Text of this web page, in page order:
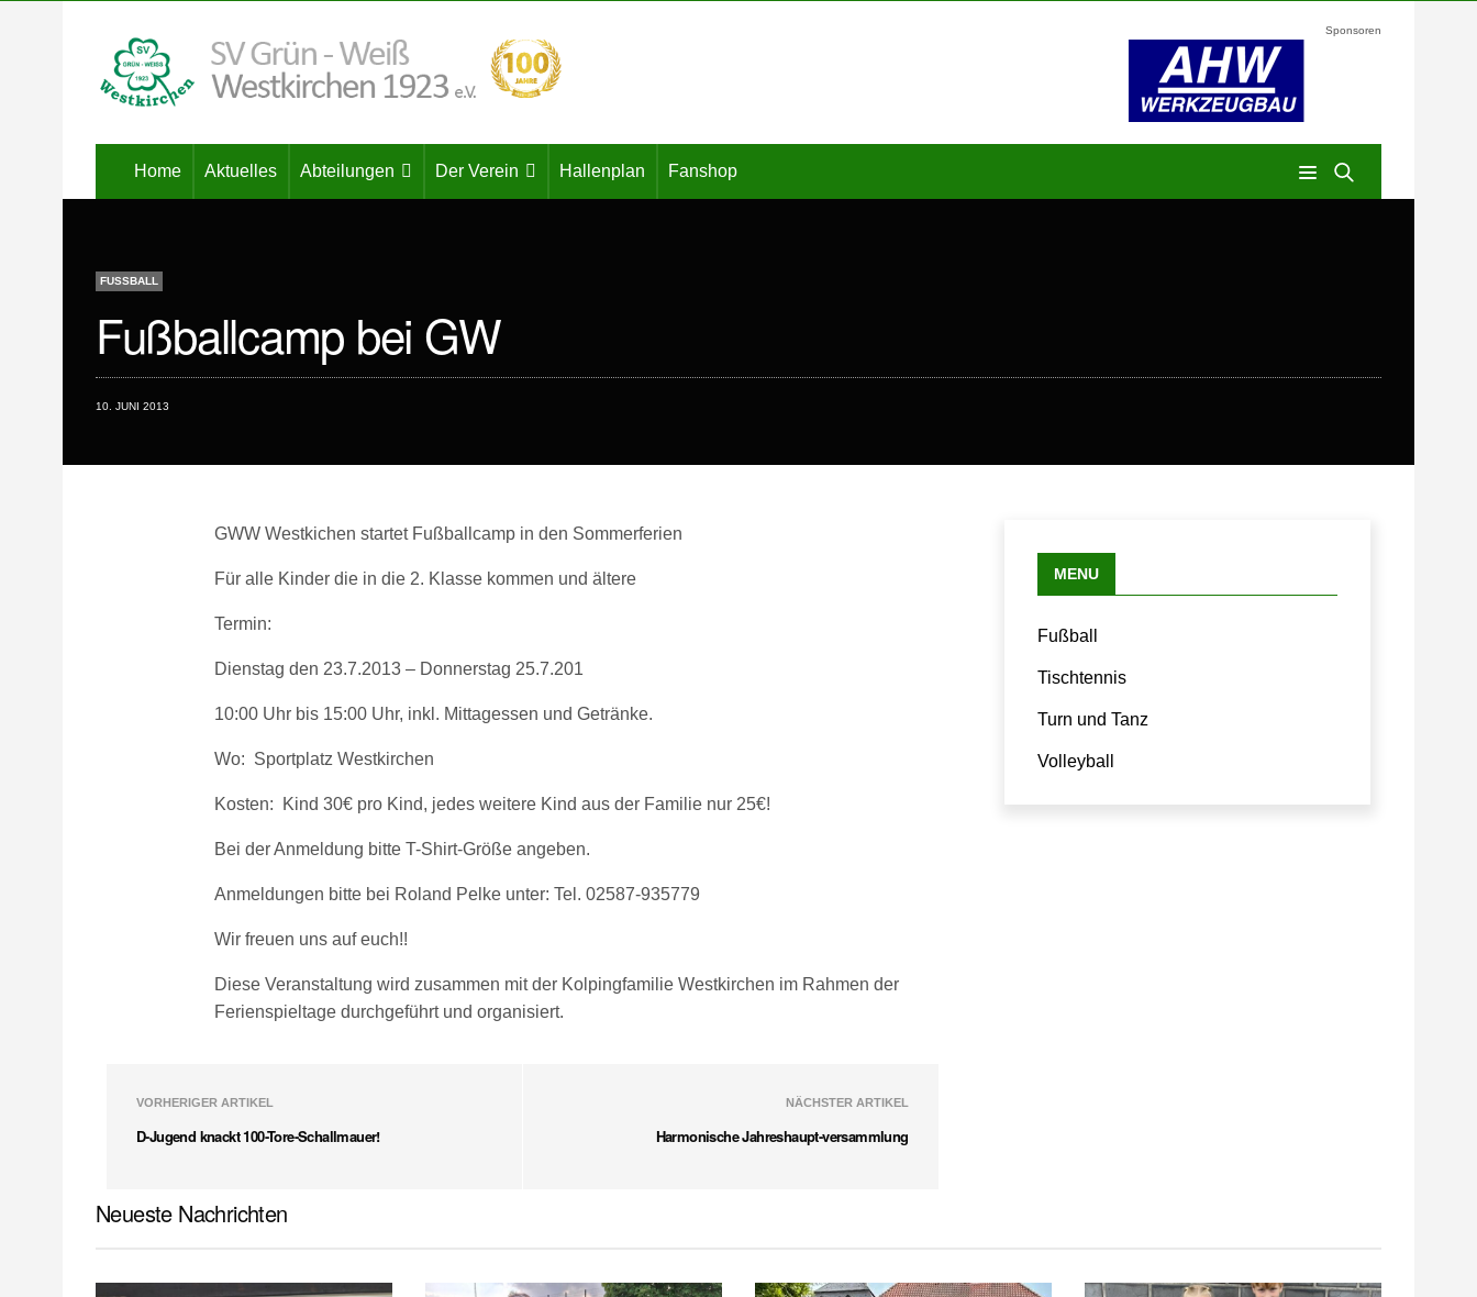
Sponsoren
Home Aktuelles Abteilungen Der Verein Hallenplan Fanshop
FUSSBALL
Fußballcamp bei GW
10. JUNI 2013
GWW Westkichen startet Fußballcamp in den Sommerferien
Für alle Kinder die in die 2. Klasse kommen und ältere
Termin:
Dienstag den 23.7.2013 – Donnerstag 25.7.201
10:00 Uhr bis 15:00 Uhr, inkl. Mittagessen und Getränke.
Wo: Sportplatz Westkirchen
Kosten: Kind 30€ pro Kind, jedes weitere Kind aus der Familie nur 25€!
Bei der Anmeldung bitte T-Shirt-Größe angeben.
Anmeldungen bitte bei Roland Pelke unter: Tel. 02587-935779
Wir freuen uns auf euch!!
Diese Veranstaltung wird zusammen mit der Kolpingfamilie Westkirchen im Rahmen der
Ferienspieltage durchgeführt und organisiert.
VORHERIGER ARTIKEL
D-Jugend knackt 100-Tore-Schallmauer!
NÄCHSTER ARTIKEL
Harmonische Jahreshaupt-versammlung
MENU
Fußball
Tischtennis
Turn und Tanz
Volleyball
Neueste Nachrichten